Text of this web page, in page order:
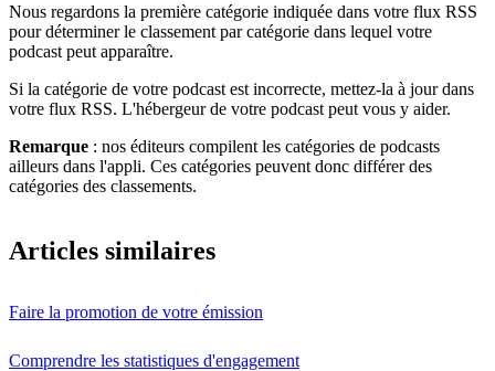
Nous regardons la première catégorie indiquée dans votre flux RSS
pour déterminer le classement par catégorie dans lequel votre
podcast peut apparaître.
Si la catégorie de votre podcast est incorrecte, mettez-la à jour dans
votre flux RSS. L'hébergeur de votre podcast peut vous y aider.
Remarque : nos éditeurs compilent les catégories de podcasts
ailleurs dans l'appli. Ces catégories peuvent donc différer des
catégories des classements.
Articles similaires
Faire la promotion de votre émission
Comprendre les statistiques d'engagement